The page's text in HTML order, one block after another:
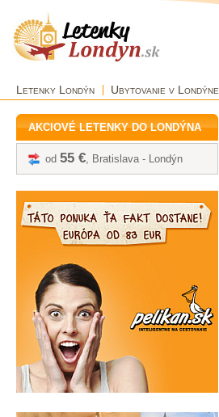
Letenky Londýn Ubytovanie v Londýne
AKCIOVÉ LETENKY DO LONDÝNA
od 55 €, Bratislava - Londýn